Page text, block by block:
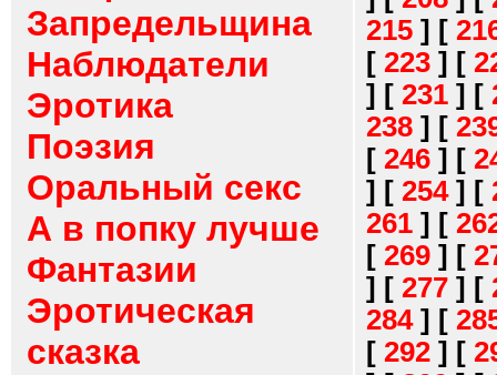
Запредельщина
Наблюдатели
Эротика
Поэзия
Оральный секс
А в попку лучше
Фантазии
Эротическая
сказка
215 ] [
[ 223 ] [
] [ 231 ] [
238 ] [
[ 246 ] [
] [ 254] [
261 ] [
[ 269 ] [
] [ 277 ] [
284] [
[ 292 ] [